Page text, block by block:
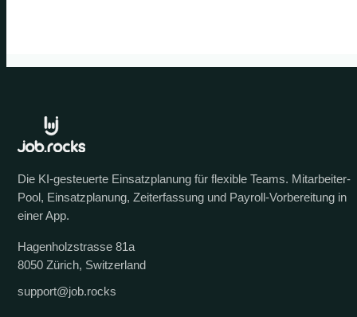
Die KI-gesteuerte Einsatzplanung für flexible Teams. Mitarbeiter-
Pool, Einsatzplanung, Zeiterfassung und Payroll-Vorbereitung in
einer App.
Hagenholzstrasse 81a
8050 Zürich, Switzerland
support@job.rocks